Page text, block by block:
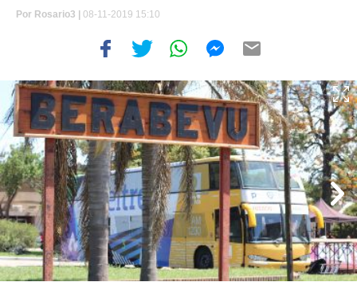
Por Rosario3 | 08-11-2019 15:10